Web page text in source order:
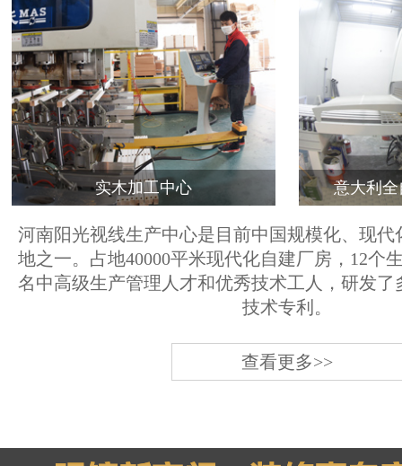
实木加工中心 意大利
河南阳光视线生产中心是目前中国规模化、现代
地之一。占地40000平米现代化自建厂房，12个
名中高级生产管理人才和优秀技术工人，研发了
技术专利。
查看更多>>